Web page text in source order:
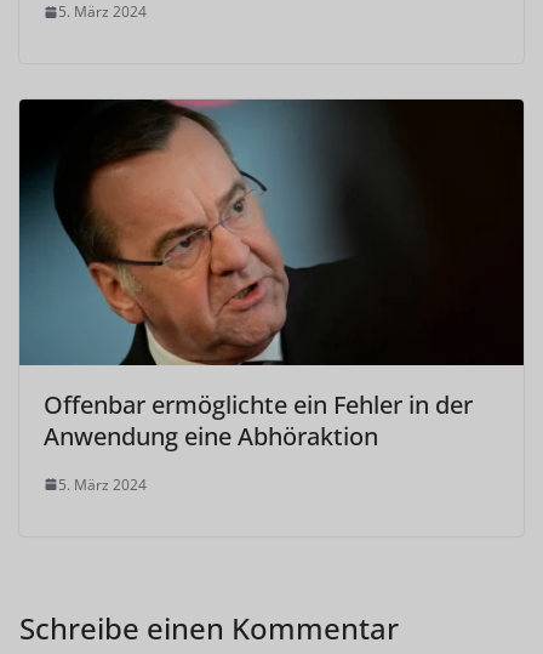
5. März 2024
Offenbar ermöglichte ein Fehler in der
Anwendung eine Abhöraktion
5. März 2024
Schreibe einen Kommentar